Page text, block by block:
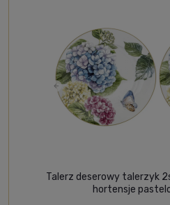
Talerz deserowy talerzyk
hortensje